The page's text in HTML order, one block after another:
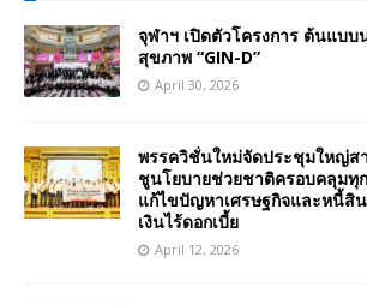
จุฬาฯ เปิดตัวโครงการ ต้นแบบ
สุขภาพ “GIN-D”
April 30, 2026
พรรควิชั่นใหม่จัดประชุมใหญ่ส
ชูนโยบายช่วยชาติครอบคลุมทุ
แก้ไขปัญหาเศรษฐกิจและหนี้สิ
เงินไร้ดอกเบี้ย
April 12, 2026